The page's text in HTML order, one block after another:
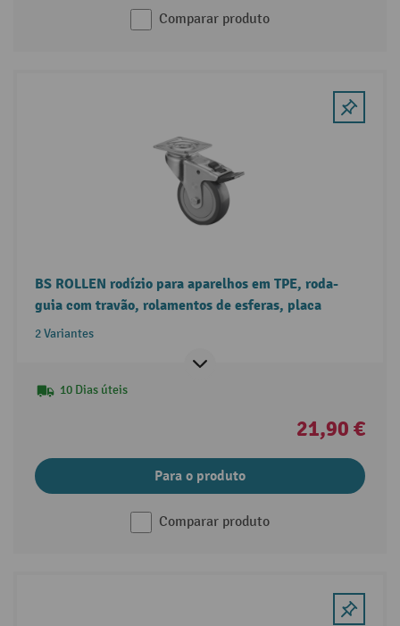
Comparar produto
BS ROLLEN rodízio para aparelhos em TPE, roda-
guia com travão, rolamentos de esferas, placa
2 Variantes
10 Dias úteis
21,90 €
Para o produto
Comparar produto